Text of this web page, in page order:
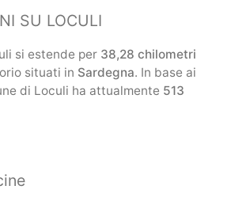
SU LOCULI
si estende per 38,28 chilometri
situati in Sardegna. In base ai
di Loculi ha attualmente 513